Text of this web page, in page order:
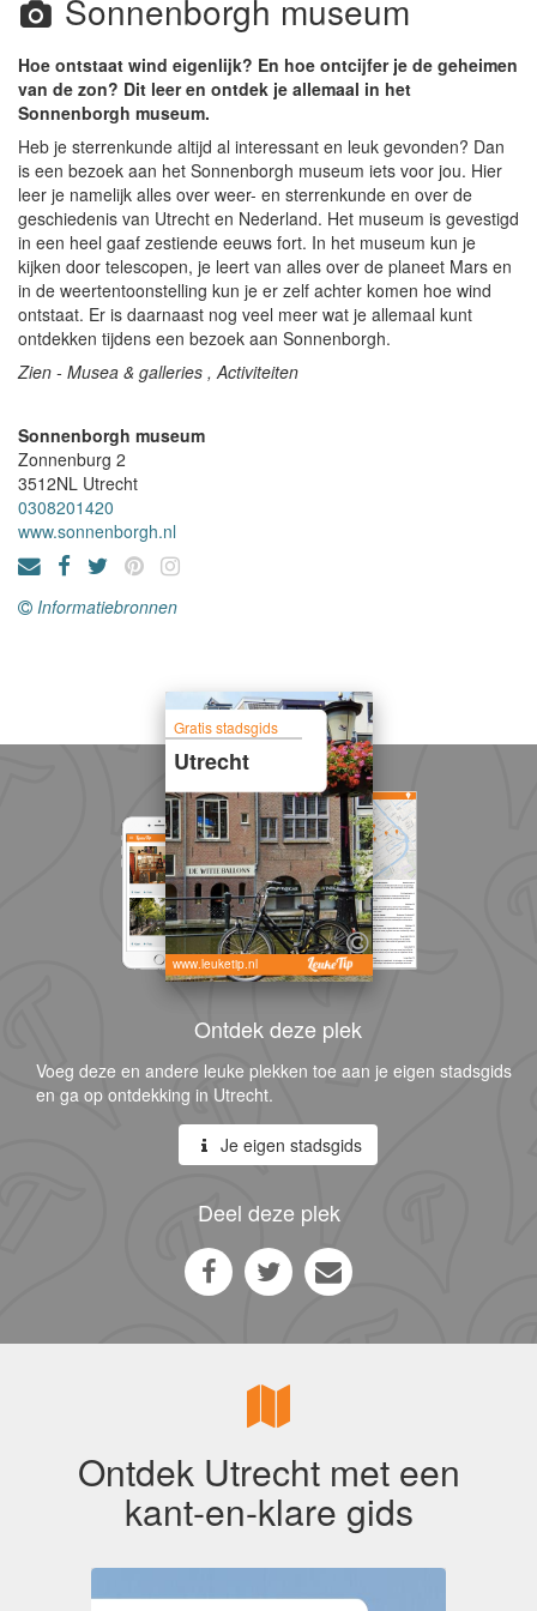
Sonnenborgh museum
Hoe ontstaat wind eigenlijk? En hoe ontcijfer je de geheimen
van de zon? Dit leer en ontdek je allemaal in het
Sonnenborgh museum.
Heb je sterrenkunde altijd al interessant en leuk gevonden? Dan
is een bezoek aan het Sonnenborgh museum iets voor jou. Hier
leer je namelijk alles over weer- en sterrenkunde en over de
geschiedenis van Utrecht en Nederland. Het museum is gevestigd
in een heel gaaf zestiende eeuws fort. In het museum kun je
kijken door telescopen, je leert van alles over de planeet Mars en
in de weertentoonstelling kun je er zelf achter komen hoe wind
ontstaat. Er is daarnaast nog veel meer wat je allemaal kunt
ontdekken tijdens een bezoek aan Sonnenborgh.
Zien - Musea & galleries , Activiteiten
Sonnenborgh museum
Zonnenburg 2
3512NL Utrecht
0308201420
www.sonnenborgh.nl
Informatiebronnen
Gratis stadsgids
Utrecht
www.leuketip.nl
Ontdek deze plek
Voeg deze en andere leuke plekken toe aan je eigen stadsgids
en ga op ontdekking in Utrecht.
Je eigen stadsgids
Deel deze plek
Ontdek Utrecht met een
kant-en-klare gids